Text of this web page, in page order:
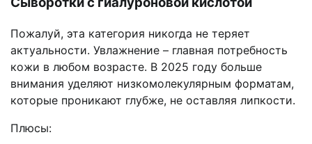
Пожалуй, эта категория никогда не теряет
актуальности. Увлажнение – главная потребность
кожи в любом возрасте. В 2025 году больше
внимания уделяют низкомолекулярным форматам,
которые проникают глубже, не оставляя липкости.
Плюсы: